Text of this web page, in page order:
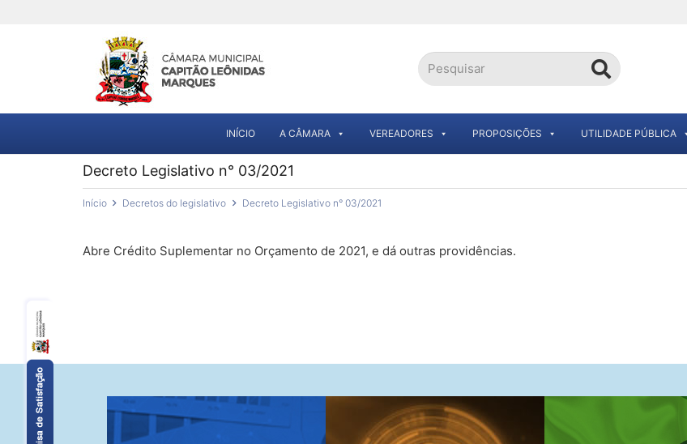
INÍCIO A CÂMARA VEREADORES PROPOSIÇÕES UTILIDADE PÚBLICA
Decreto Legislativo n° 03/2021
Início Decretos do legislativo Decreto Legislativo n° 03/2021
Abre Crédito Suplementar no Orçamento de 2021, e dá outras providências.